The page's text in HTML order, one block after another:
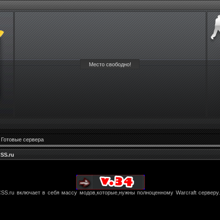
Место свободно!
Готовые сервера
включает в себя массу модов,которые,нужны полноценному Warcraft